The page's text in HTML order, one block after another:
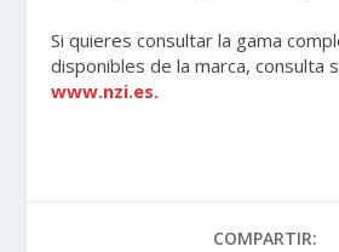
Si quieres consultar la gama
disponibles de la marca, consulta
www.nzi.es.
COMPARTIR: